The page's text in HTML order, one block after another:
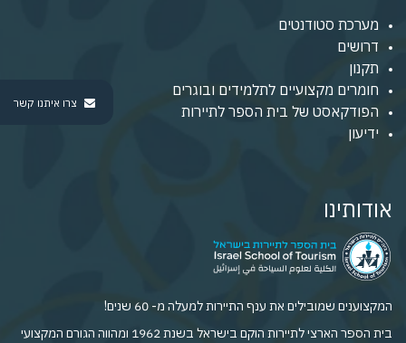
צרו איתנו קשר
מערכת סטודנטים
דרושים
תקנון
חומרים מקצועיים לתלמידים ובוגרים
הפודקאסט של בית הספר לתיירות
ידיעון
אודותינו
המקצוענים שמובילים את ענף התיירות למעלה מ- 60 שנים!
בית הספר הארצי לתיירות הוקם בישראל בשנת 1962 ומהווה הגורם המקצועי